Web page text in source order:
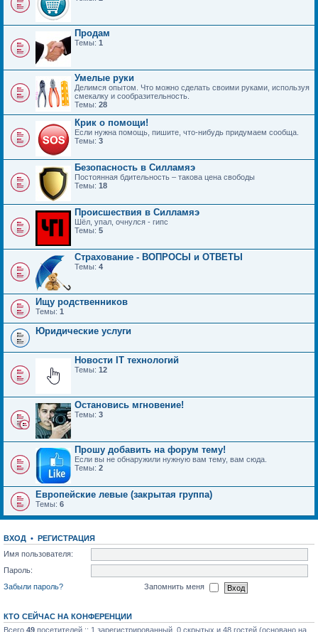
Продам
Темы: 1
Умелые руки
Делимся опытом. Что можно сделать своими руками, используя
смекалку и сообразительность.
Темы: 28
Крик о помощи!
Если нужна помощь, пишите, что-нибудь придумаем сообща.
Темы: 3
Безопасность в Силламяэ
Постоянная бдительность – такова цена свободы
Темы: 18
Происшествия в Силламяэ
Шёл, упал, очнулся - гипс
Темы: 5
Страхование - ВОПРОСЫ и ОТВЕТЫ
Темы: 4
Ищу родственников
Темы: 1
Юридические услуги
Новости IT технологий
Темы: 12
Остановись мгновение!
Темы: 3
Прошу добавить на форум тему!
Если вы не обнаружили нужную вам тему, вам сюда.
Темы: 2
Европейские левые (закрытая группа)
Темы: 6
ВХОД • РЕГИСТРАЦИЯ
Имя пользователя:
Пароль:
Забыли пароль?
Запомнить меня
КТО СЕЙЧАС НА КОНФЕРЕНЦИИ
Всего 49 посетителей :: 1 зарегистрированный, 0 скрытых и 48 гостей (основано на